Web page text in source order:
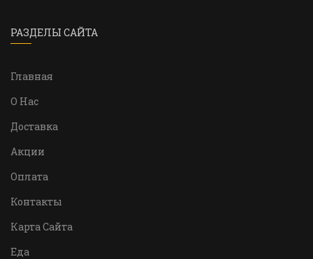
РАЗДЕЛЫ САЙТА
Главная
О Нас
Доставка
Акции
Оплата
Контакты
Карта Сайта
Еда